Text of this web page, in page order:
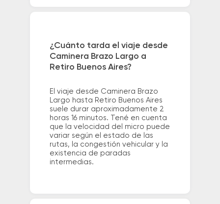
¿Cuánto tarda el viaje desde
Caminera Brazo Largo a
Retiro Buenos Aires?
El viaje desde Caminera Brazo
Largo hasta Retiro Buenos Aires
suele durar aproximadamente 2
horas 16 minutos. Tené en cuenta
que la velocidad del micro puede
variar según el estado de las
rutas, la congestión vehicular y la
existencia de paradas
intermedias.